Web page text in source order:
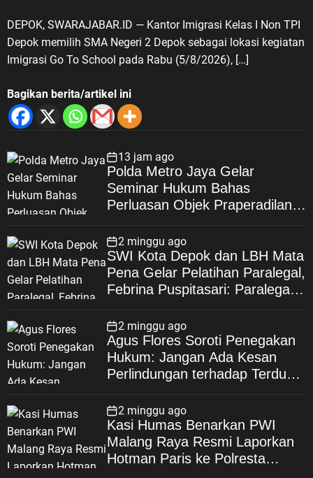
DEPOK, SWARAJABAR.ID — Kantor Imigrasi Kelas I Non TPI
Depok memilih SMA Negeri 2 Depok sebagai lokasi kegiatan
Imigrasi Go To School pada Rabu (5/8/2026), […]
Bagikan berita/artikel ini
13 jam ago
Polda Metro Jaya Gelar
Seminar Hukum Bahas
Perluasan Objek Praperadilan
2 minggu ago
SWI Kota Depok dan LBH Mata
Pena Gelar Pelatihan Paralegal,
Febrina Puspitasari: Paralegal
Keadilan Warga Depok
2 minggu ago
Agus Flores Soroti Penegakan
Hukum: Jangan Ada Kesan
Perlindungan terhadap Terduga
Dipertaruhkan
2 minggu ago
Kasi Humas Benarkan PWI
Malang Raya Resmi Laporkan
Hotman Paris ke Polresta